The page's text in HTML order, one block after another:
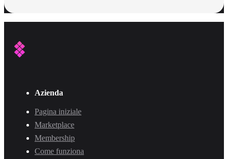
Azienda
Pagina iniziale
Marketplace
Membership
Come funziona